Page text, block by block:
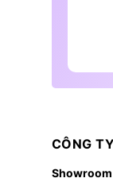
CÔNG
Showroom